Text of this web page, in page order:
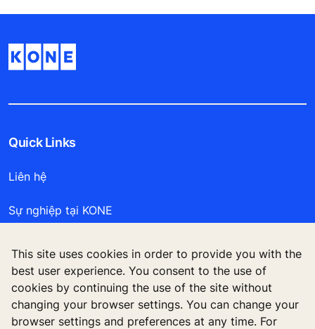
This site uses cookies in order to provide you with the
best user experience. You consent to the use of
cookies by continuing the use of the site without
changing your browser settings. You can change your
browser settings and preferences at any time. For
Quick Links
Liên hệ
Sự nghiệp tại KONE